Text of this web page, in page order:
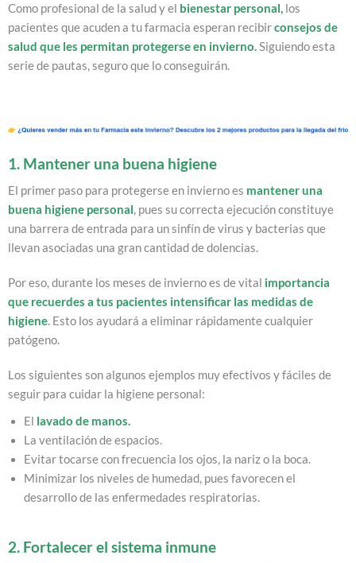
Como profesional de la salud y el bienestar personal, los
pacientes que acuden a tu farmacia esperan recibirconsejos de
salud que les permitan protegerse en invierno.Siguiendo esta
serie de pautas, seguro que lo conseguirán.
1. Mantener una buena higiene
El primer paso para protegerse en invierno es mantener una
buena higiene personal, pues su correcta ejecución constituye
una barrera de entrada para un sinfín de virus y bacterias que
llevan asociadas una gran cantidad de dolencias.
Por eso, durante los meses de invierno es de vital importancia
que recuerdes a tus pacientes intensificar las medidas de
higiene. Esto los ayudará a eliminar rápidamente cualquier
patógeno.
Los siguientes son algunos ejemplos muy efectivos y fáciles de
seguir para cuidar la higiene personal:
El lavado de manos.
La ventilación de espacios.
Evitar tocarse con frecuencia los ojos, la nariz o la boca.
Minimizar los niveles de humedad, pues favorecen el
desarrollo de las enfermedades respiratorias.
2. Fortalecer el sistema inmune